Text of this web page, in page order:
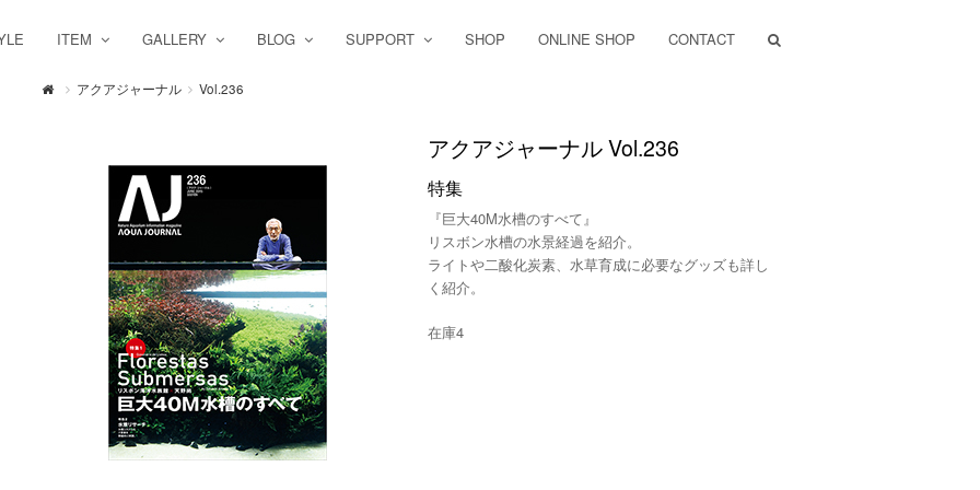
ITEM GALLERY BLOG SUPPORT SHOP ONLINE SHOP CONTACT
アクアジャーナル Vol.236
アクアジャーナル Vol.236
特集
『巨大40M水槽のすべて』
リスボン水槽の水景経過を紹介。
ライトや二酸化炭素、水草育成に必要なグッズも詳し
く紹介。
在庫4